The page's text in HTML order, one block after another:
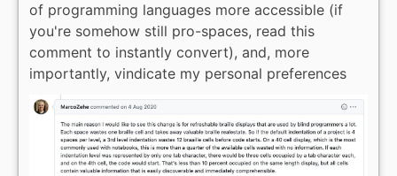
of programming languages more accessible (if
you're somehow still pro-spaces, read this
comment to instantly convert), and, more
importantly, vindicate my personal preferences